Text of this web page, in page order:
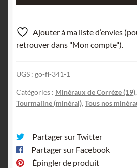
(Tourmaline),
Chantier
EATP,
Corrèze.
Ajouter à ma liste d’envies
retrouver dans "Mon compte").
UGS : go-fl-341-1
Catégories : Minéraux de Corrèze (19),
Tourmaline (minéral), Tous nos
Partager sur Twitter
Partager sur Facebook
Épingler de produit